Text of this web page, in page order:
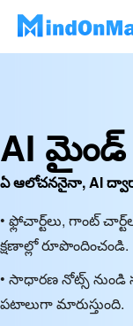
AI
ఏ ఆలోచననైనా, AI
• ఫ్లోచార్ట్‌లు, గాంట్
క్షణాల్లో రూపొందించండి.
• సాధారణ నోట్స్ నుండి
పటాలుగా మారుస్తుంది.